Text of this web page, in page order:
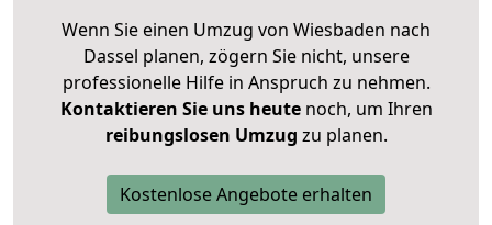
Wenn Sie einen Umzug von Wiesbaden nach
Dassel planen, zögern Sie nicht, unsere
professionelle Hilfe in Anspruch zu nehmen.
Kontaktieren Sie uns heutenoch, um Ihren
reibungslosen Umzug zu planen.
Kostenlose Angebote erhalten